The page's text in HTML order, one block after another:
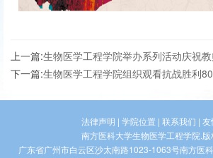
上一篇:生物医学工程学院举办系列活动庆祝
下一篇:生物医学工程学院组织观看抗战胜利
法律声明 | 学院位置 | 联系我们 | 友
南方医科大学生物医学工程学院.版
广东省广州市白云区沙太南路1023-1063号南方医